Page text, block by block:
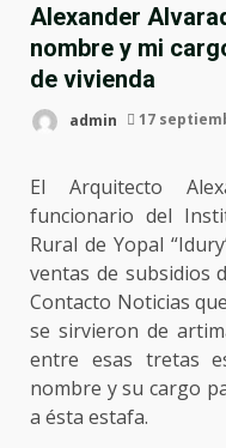
Alexander
nombre y mi
de vivienda
admin 17
El Arquitecto
funcionario del
Rural de Yopal
ventas de subsidios
Contacto Noticias
se sirvieron de
entre esas tretas
nombre y su cargo
a ésta estafa.